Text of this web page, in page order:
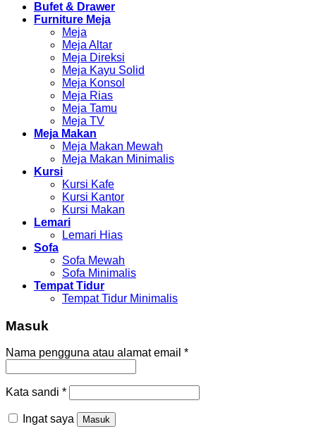
Bufet & Drawer
Furniture Meja
Meja
Meja Altar
Meja Direksi
Meja Kayu Solid
Meja Konsol
Meja Rias
Meja Tamu
Meja TV
Meja Makan
Meja Makan Mewah
Meja Makan Minimalis
Kursi
Kursi Kafe
Kursi Kantor
Kursi Makan
Lemari
Lemari Hias
Sofa
Sofa Mewah
Sofa Minimalis
Tempat Tidur
Tempat Tidur Minimalis
Masuk
Nama pengguna atau alamat email *
Kata sandi *
Ingat saya Masuk